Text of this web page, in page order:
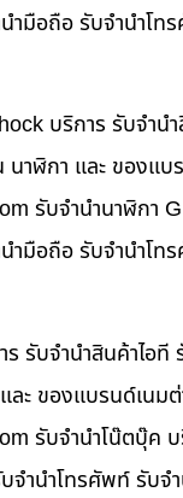
ำมือถือ รับจำนำโท
บริการ รับจำน
นาฬิกา และ ของแบ
รับจำนำนาฬิกา
ำมือถือ รับจำนำโท
รับจำนำสินค้าไอที
ละ ของแบรนด์เนม
รับจำนำโน๊ตบุ๊ค
จำนำโทรศัพท์ รับจ